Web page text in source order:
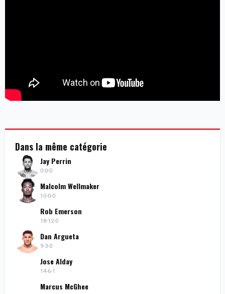
Dans la même catégorie
Jay Perrin
0-0-0
Malcolm Wellmaker
10-0-0
Rob Emerson
18-12-0
Dan Argueta
9-3-0
Jose Alday
14-6-1
Marcus McGhee